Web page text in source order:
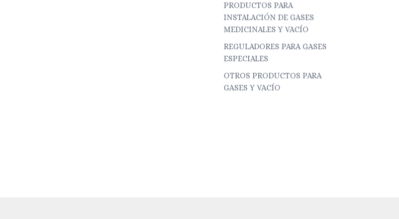
PRODUCTOS PARA
INSTALACIÓN DE GASES
MEDICINALES Y VACÍO
REGULADORES PARA GASES
ESPECIALES
OTROS PRODUCTOS PARA
GASES Y VACÍO